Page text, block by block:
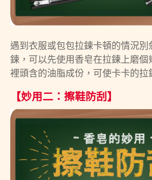
遇到衣服或包包拉鍊卡頓的情況別
鍊，可以先使用香皂在拉鍊上磨個
裡頭含的油脂成份，可使卡卡的拉
【妙用二：擦鞋防刮】